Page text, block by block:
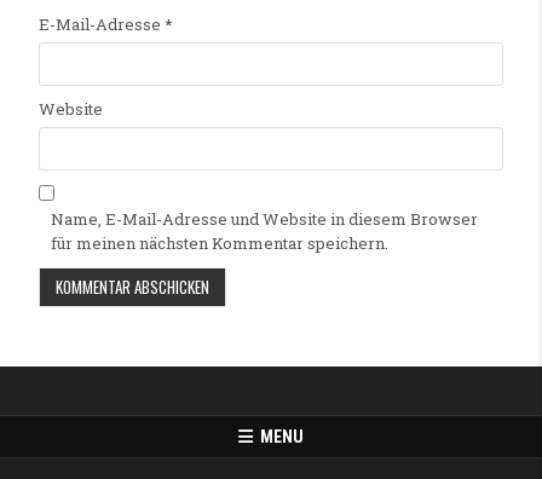
E-Mail-Adresse *
Website
Name, E-Mail-Adresse und Website in diesem Browser
für meinen nächsten Kommentar speichern.
MENU